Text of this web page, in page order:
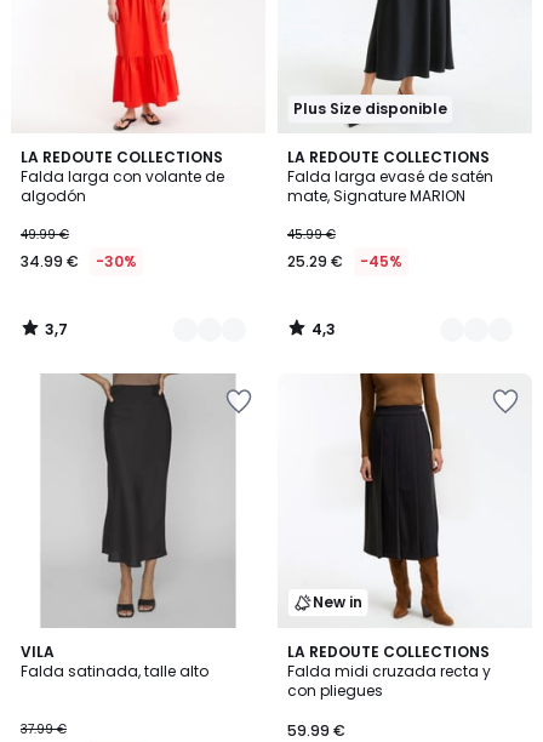
LA REDOUTE COLLECTIONS
Falda larga con volante de
algodón
49.99 €
34.99 € -30%
3,7
/ 5
2
Colores
3,7
/
Plus Size disponible
LA REDOUTE COLLECTIONS
Falda larga evasé de satén
mate, Signature MARION
45.99 €
25.29 € -45%
4,3
/ 5
3
Colores
4,3
/
VILA
Falda satinada, talle alto
37.99 €
3,8
/ 5
New in
LA REDOUTE COLLECTIONS
Falda midi cruzada recta y
con pliegues
59.99 €